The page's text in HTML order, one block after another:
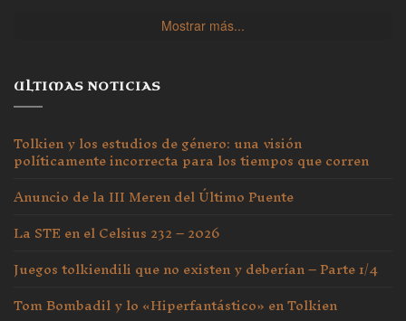
Mostrar más...
ULTIMAS NOTICIAS
Tolkien y los estudios de género: una visión
políticamente incorrecta para los tiempos que corren
Anuncio de la III Meren del Último Puente
La STE en el Celsius 232 – 2026
Juegos tolkiendili que no existen y deberían – Parte 1/4
Tom Bombadil y lo «Hiperfantástico» en Tolkien